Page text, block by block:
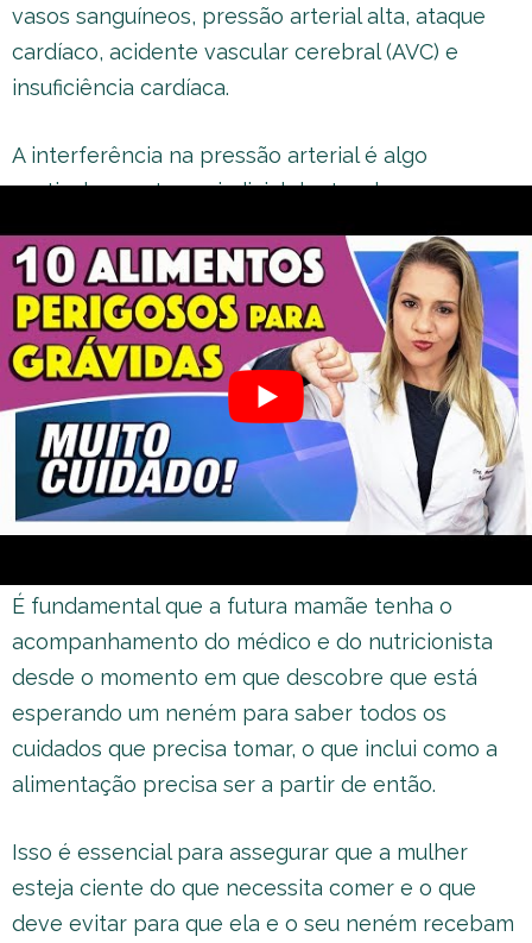
vasos sanguíneos, pressão arterial alta, ataque
cardíaco, acidente vascular cerebral (AVC) e
insuficiência cardíaca.
A interferência na pressão arterial é algo
particularmente prejudicial dentro de uma
Outras recomendações
Se mesmo com tudo isso, a gestante decidir
comer um cachorro quente ou outra receita com
salsicha uma vez ou outra, é essencial que a
salsicha utilizada esteja bem cozida.
Além de saber se a grávida pode
É fundamental que a futura mamãe tenha o
acompanhamento do médico e do nutricionista
desde o momento em que descobre que está
esperando um neném para saber todos os
cuidados que precisa tomar, o que inclui como a
alimentação precisa ser a partir de então.
Isso é essencial para assegurar que a mulher
esteja ciente do que necessita comer e o que
deve evitar para que ela e o seu neném recebam